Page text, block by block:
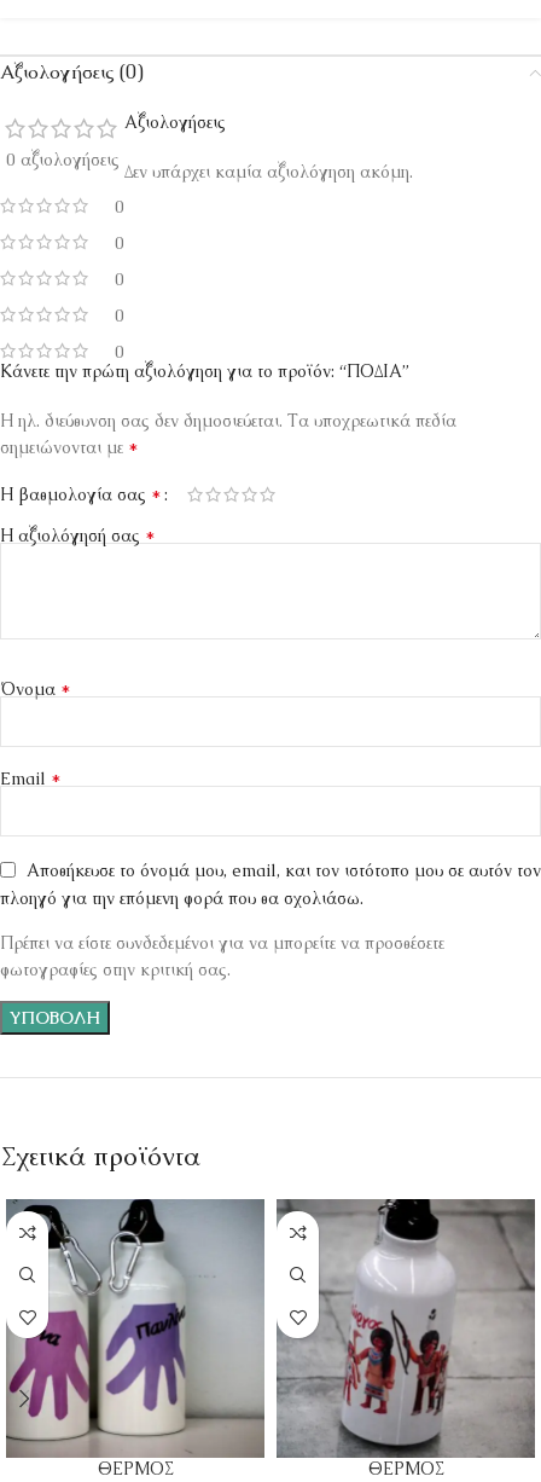
Αξιολογήσεις (0)
0 αξιολογήσεις
0
0
0
0
0
Αξιολογήσεις
Δεν υπάρχει καμία αξιολόγηση ακόμη.
Κάνετε την πρώτη αξιολόγηση για το προϊόν: “ΠΟΔΙΑ”
Η ηλ. διεύθυνση σας δεν δημοσιεύεται. Τα υποχρεωτικά πεδία
σημειώνονται με *
Η βαθμολογία σας *
Η αξιολόγησή σας *
Όνομα *
Email *
Αποθήκευσε το όνομά μου, email, και τον ιστότοπο μου σε αυτόν τον
πλοηγό για την επόμενη φορά που θα σχολιάσω.
Πρέπει να είστε συνδεδεμένοι για να μπορείτε να προσθέσετε
φωτογραφίες στην κριτική σας.
Σχετικά προϊόντα
ΘΕΡΜΟΣ ΘΕΡΜΟΣ